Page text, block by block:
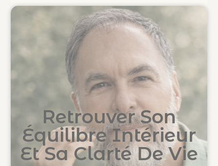
Retrouver Son
Équilibre Intérieur
Et Sa Clarté De Vie